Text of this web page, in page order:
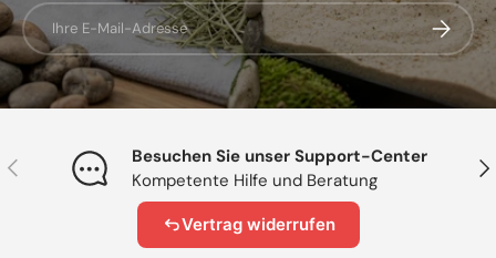
E-Mail
Vorherige
Besuchen Sie unser Support-Center
Kompetente Hilfe und Beratung
Vertrag widerrufen